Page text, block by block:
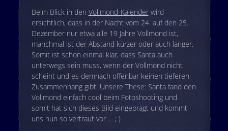
Beim Blick in den Vollmond-Kalenderwird
ersichtlich, dass in der Nacht vom 24. auf den 25.
Dezember nur etwa alle 19 Jahre Vollmond ist,
manchmal ist der Abstand kürzer oder auch länger.
Somit ist schon einmal klar, dass Santa auch
unterwegs sein muss, wenn der Vollmond nicht
scheint und es demnach offenbar keinen tieferen
Zusammenhang gibt. Unsere These: Santa fand den
Vollmond einfach cool beim Fotoshooting und
somit hat sich dieses Bild eingeprägt und kommt
uns nun so vertraut vor … ; )